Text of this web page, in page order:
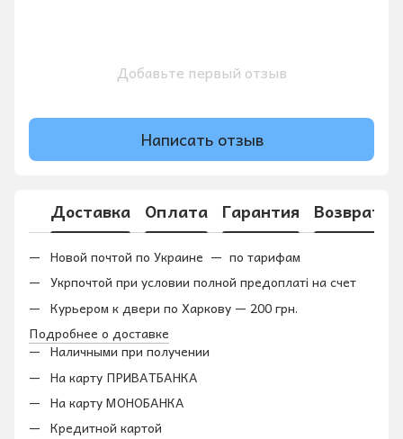
Добавьте первый отзыв
Написать отзыв
Доставка Оплата Гарантия Возврат
Новой почтой по Украине — по тарифам
Укрпочтой при условии полной предоплаті на счет
Курьером к двери по Харкову — 200 грн.
Подробнее о доставке
Наличными при получении
На карту ПРИВАТБАНКА
На карту МОНОБАНКА
Кредитной картой